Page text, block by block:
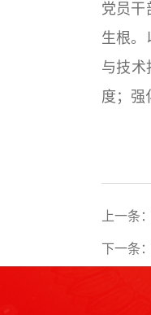
党员干
生根。
与技术
度；强
上一条：
下一条：